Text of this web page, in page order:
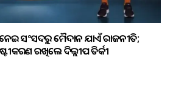
ସଂସଦରୁ ମୈଦାନ ଯାଏଁ ରାଜନୀତି;
ରଖିଲେ ଦିଲ୍ଲୀପ ତିର୍କୀ